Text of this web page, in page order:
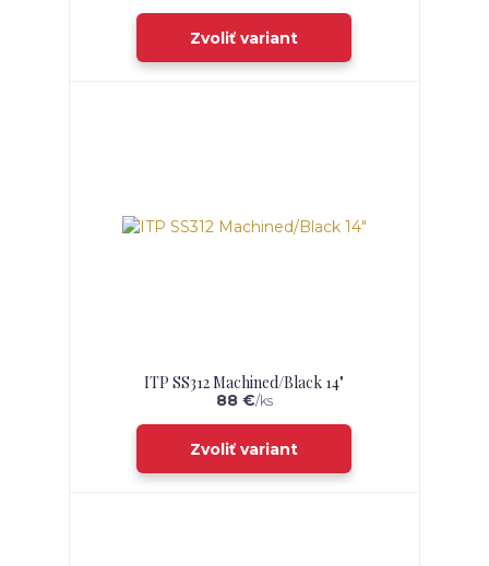
Zvoliť variant
ITP SS312 Machined/Black 14"
88 €/ks
Zvoliť variant